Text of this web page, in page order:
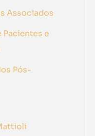
Associados
Pacientes e
Pós-